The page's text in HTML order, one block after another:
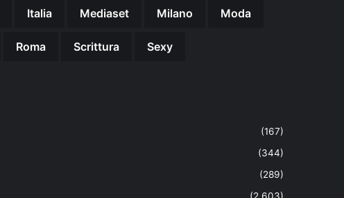
Italia Mediaset Milano Moda
Roma Scrittura Sexy
(167)
(344)
(289)
(2.603)